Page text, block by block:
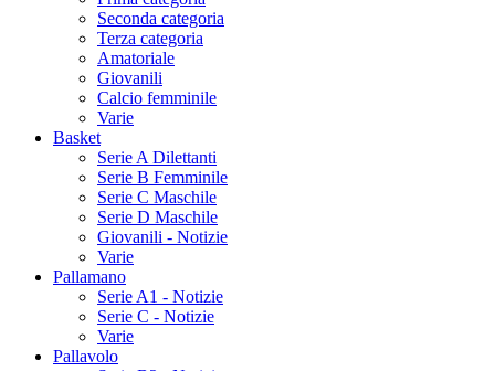
Seconda categoria
Terza categoria
Amatoriale
Giovanili
Calcio femminile
Varie
Basket
Serie A Dilettanti
Serie B Femminile
Serie C Maschile
Serie D Maschile
Giovanili - Notizie
Varie
Pallamano
Serie A1 - Notizie
Serie C - Notizie
Varie
Pallavolo